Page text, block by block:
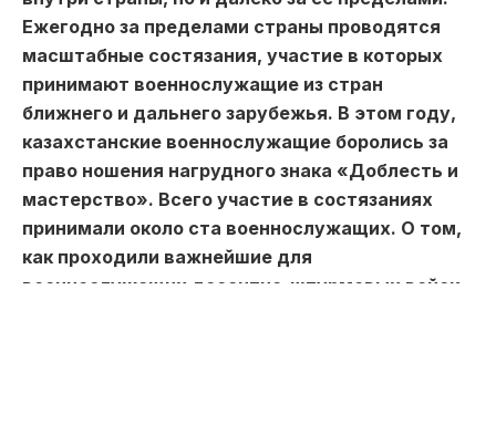
Ежегодно за пределами страны проводятся
масштабные состязания, участие в которых
принимают военнослужащие из стран
ближнего и дальнего зарубежья. В этом году,
казахстанские военнослужащие боролись за
право ношения нагрудного знака «Доблесть и
мастерство». Всего участие в состязаниях
принимали около ста военнослужащих. О том,
как проходили важнейшие для
военнослужащих десантно-штурмовых войск